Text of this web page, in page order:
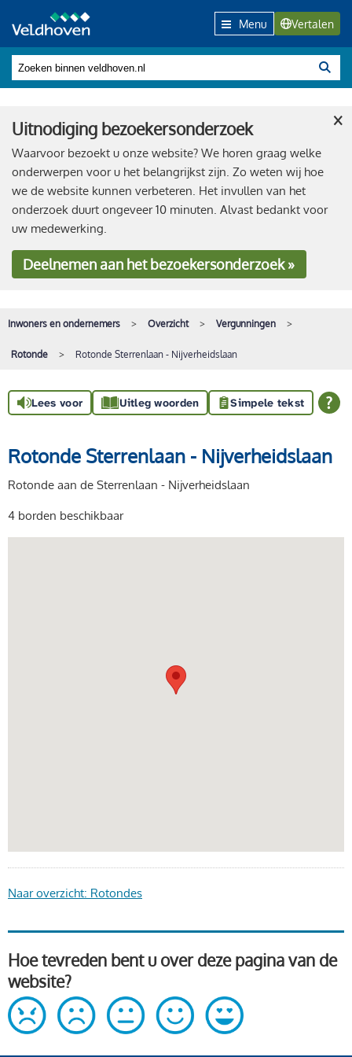
Menu Vertalen
Uitnodiging bezoekersonderzoek
Waarvoor bezoekt u onze website? We horen graag welke
onderwerpen voor u het belangrijkst zijn. Zo weten wij hoe
we de website kunnen verbeteren. Het invullen van het
onderzoek duurt ongeveer 10 minuten. Alvast bedankt voor
uw medewerking.
Deelnemenaan het bezoekersonderzoek »
×
Inwoners en ondernemers Overzicht Vergunningen
Rotonde Rotonde Sterrenlaan - Nijverheidslaan
Lees voor Uitleg woorden Simpele tekst
Rotonde Sterrenlaan - Nijverheidslaan
Rotonde aan de Sterrenlaan - Nijverheidslaan
4 borden beschikbaar
Naar overzicht: Rotondes
Hoe tevreden bent u over deze pagina van de
website?